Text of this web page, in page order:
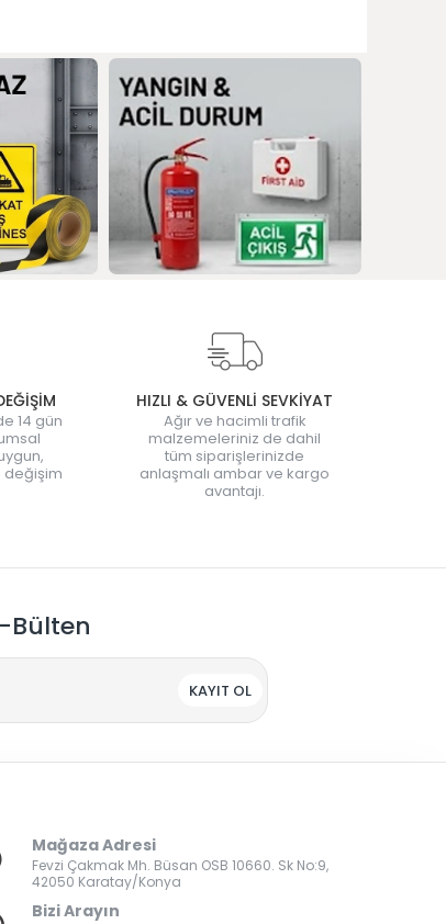
14 gün
değişim
HIZLI & GÜVENLİ SEVKİYAT
Ağır ve hacimli trafik
malzemeleriniz de dahil
tüm siparişlerinizde
anlaşmalı ambar ve kargo
avantajı.
Bülten
KAYIT OL
Mağaza Adresi
Fevzi Çakmak Mh. Büsan OSB 10660. Sk No:9,
42050 Karatay/Konya
Bizi Arayın